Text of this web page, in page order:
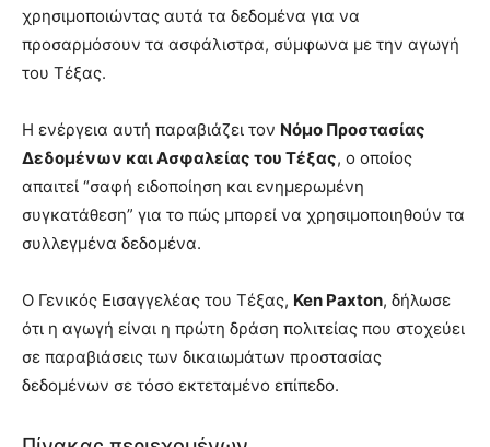
χρησιμοποιώντας αυτά τα δεδομένα για να
προσαρμόσουν τα ασφάλιστρα, σύμφωνα με την αγωγή
του Τέξας.
Η ενέργεια αυτή παραβιάζει τον Νόμο Προστασίας
Δεδομένων και Ασφαλείας του Τέξας, ο οποίος
απαιτεί “σαφή ειδοποίηση και ενημερωμένη
συγκατάθεση” για το πώς μπορεί να χρησιμοποιηθούν τα
συλλεγμένα δεδομένα.
Ο Γενικός Εισαγγελέας του Τέξας, Ken Paxton, δήλωσε
ότι η αγωγή είναι η πρώτη δράση πολιτείας που στοχεύει
σε παραβιάσεις των δικαιωμάτων προστασίας
δεδομένων σε τόσο εκτεταμένο επίπεδο.